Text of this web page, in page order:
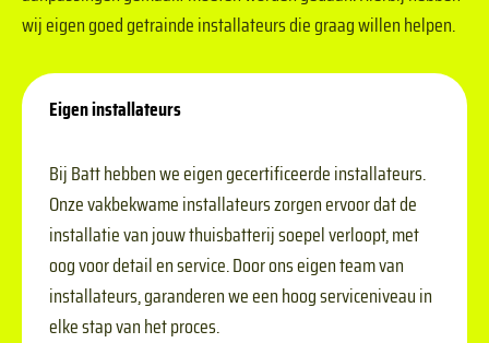
wij eigen goed getrainde installateurs die graag willen helpen.
Eigen installateurs
Bij Batt hebben we eigen gecertificeerde installateurs.
Onze vakbekwame installateurs zorgen ervoor dat de
installatie van jouw thuisbatterij soepel verloopt, met
oog voor detail en service. Door ons eigen team van
installateurs, garanderen we een hoog serviceniveau in
elke stap van het proces.